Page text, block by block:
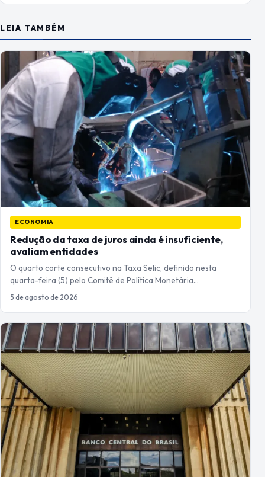
LEIA TAMBÉM
ECONOMIA
Redução da taxa de juros ainda é insuficiente,
avaliam entidades
O quarto corte consecutivo na Taxa Selic, definido nesta
quarta-feira (5) pelo Comitê de Política Monetária…
5 de agosto de 2026